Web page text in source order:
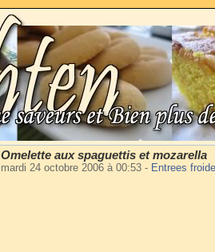
Omelette aux spaguettis et mozarella
mardi 24 octobre 2006 à 00:53 - Entrees